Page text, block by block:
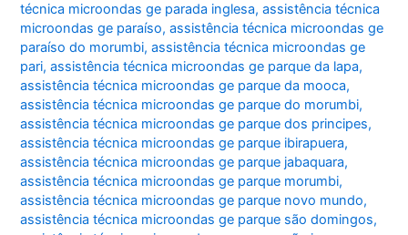
técnica microondas ge parada inglesa,assistência técnica
microondas ge paraíso,assistência técnica microondas ge
paraíso do morumbi,assistência técnica microondas ge
pari,assistência técnica microondas ge parque da lapa,
assistência técnica microondas ge parque da mooca,
assistência técnica microondas ge parque do morumbi,
assistência técnica microondas ge parque dos principes,
assistência técnica microondas ge parque ibirapuera,
assistência técnica microondas ge parque jabaquara,
assistência técnica microondas ge parque morumbi,
assistência técnica microondas ge parque novo mundo,
assistência técnica microondas ge parque são domingos,